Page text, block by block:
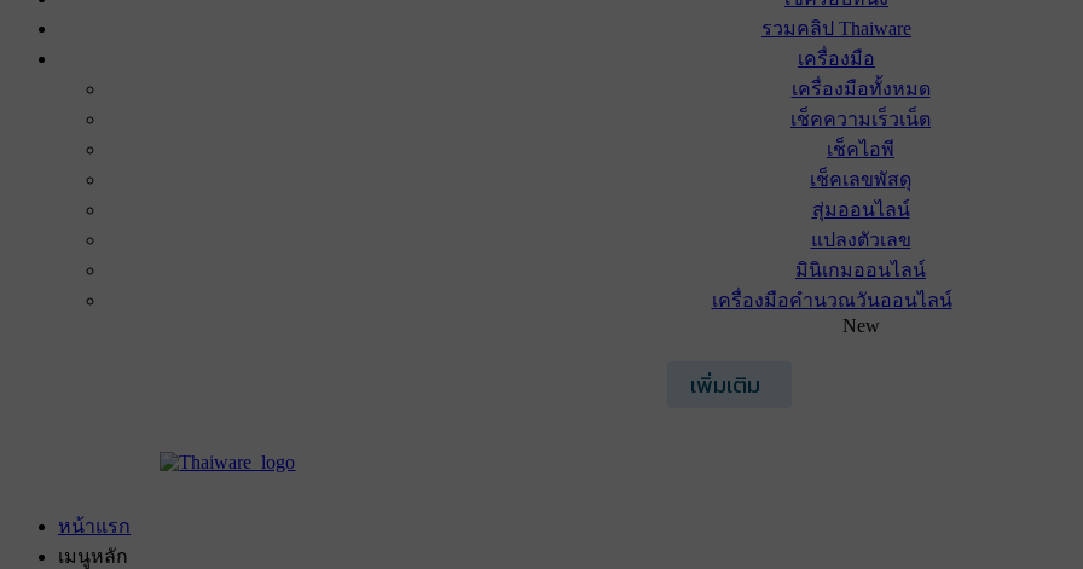
รวมคลิป Thaiware
เครื่องมือ
เครื่องมือทั้งหมด
เช็คความเร็วเน็ต
เช็คไอพี
เช็คเลขพัสดุ
สุ่มออนไลน์
แปลงตัวเลข
มินิเกมออนไลน์
เครื่องมือคำนวณวันออนไลน์
New
เพิ่มเติม
หน้าแรก
เมนูหลัก